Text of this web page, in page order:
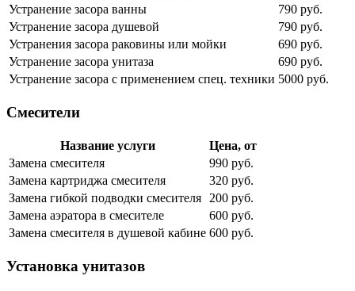
Устранение засора ванны
790 руб.
Устранение засора душевой
790 руб.
Устранения засора раковины или мойки
690 руб.
Устранение засора унитаза
690 руб.
Устранение засора с применением спец. техники 5000 руб.
Смесители
Название услуги
Цена, от
Замена смесителя
990 руб.
Замена картриджа смесителя
320 руб.
Замена гибкой подводки смесителя
200 руб.
Замена аэратора в смесителе
600 руб.
Замена смесителя в душевой кабине 600 руб.
Установка унитазов